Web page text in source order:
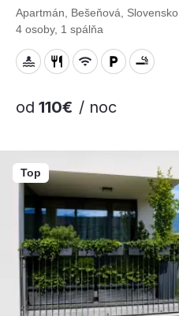
Apartmán, Bešeňová, Slovensko
4 osoby, 1 spálňa
od 110€ / noc
Top